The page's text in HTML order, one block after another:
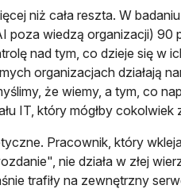
niż cała reszta. W
poza wiedzą organizacji)
nad tym, co dzieje się w
organizacjach działają
że wiemy, a tym, co
IT, który mógłby cokolwiek
Pracownik, który
nie działa w złej
trafiły na zewnętrzny